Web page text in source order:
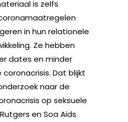
is zelfs
in hun relationele
Ze hebben
dates en minder
Dat blijkt
naar de
op seksuele
en Soa Aids